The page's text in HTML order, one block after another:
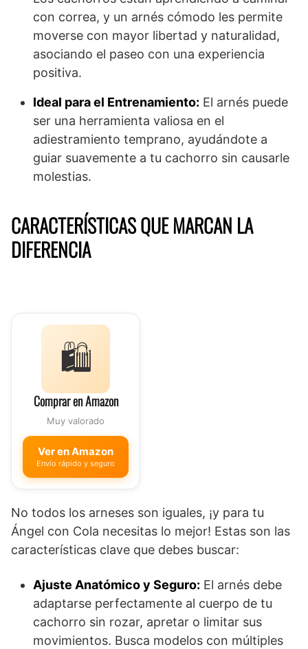
con correa, y un arnés cómodo les permite
moverse con mayor libertad y naturalidad,
asociando el paseo con una experiencia
positiva.
Ideal para el Entrenamiento: El arnés puede
ser una herramienta valiosa en el
adiestramiento temprano, ayudándote a
guiar suavemente a tu cachorro sin causarle
molestias.
CARACTERÍSTICAS QUE MARCAN LA
DIFERENCIA
🛍️
Comprar en Amazon
Muy valorado
Ver en Amazon
Envío rápido y seguro
No todos los arneses son iguales, ¡y para tu
Ángel con Cola necesitas lo mejor! Estas son las
características clave que debes buscar:
Ajuste Anatómico y Seguro: El arnés debe
adaptarse perfectamente al cuerpo de tu
cachorro sin rozar, apretar o limitar sus
movimientos. Busca modelos con múltiples